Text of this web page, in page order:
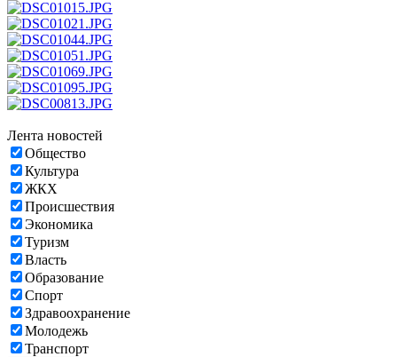
Лента новостей
Общество
Культура
ЖКХ
Происшествия
Экономика
Туризм
Власть
Образование
Спорт
Здравоохранение
Молодежь
Транспорт